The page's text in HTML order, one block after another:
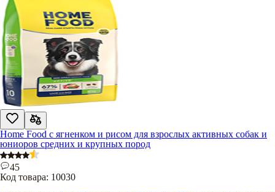
Home Food с ягненком и рисом для взрослых активных собак и
юниоров средних и крупных пород
45
Код товара: 10030